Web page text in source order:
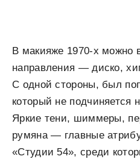
В макияже 1970-х можно
направления — диско,
С одной стороны, был
который не подчиняется
Яркие тени, шиммеры,
румяна — главные
«Студии 54», среди